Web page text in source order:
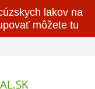
lakov na
môžete tu